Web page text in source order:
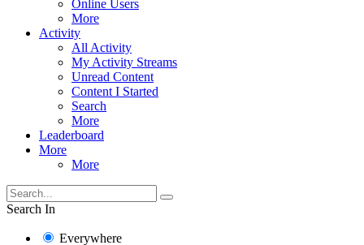
Online Users
More
Activity
All Activity
My Activity Streams
Unread Content
Content I Started
Search
More
Leaderboard
More
More
Search In
Everywhere